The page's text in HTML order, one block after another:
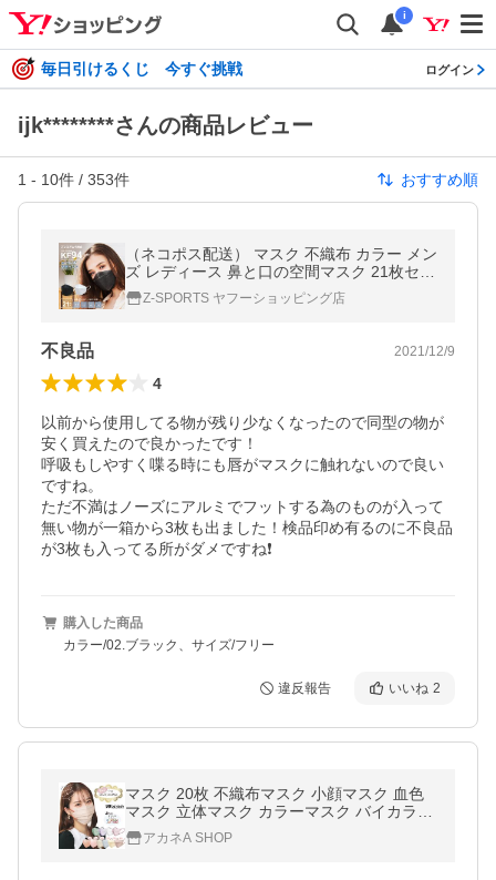
i
毎日引けるくじ 今すぐ挑戦 ログイン
ijk********さんの商品レビュー
1 - 10件 / 353件 おすすめ順
（ネコポス配送） マスク 不織布 カラー メン
ズ レディース 鼻と口の空間マスク 21枚セッ
ト ホワイト 白 ブラック 黒 4層構造
Z-SPORTS ヤフーショッピング店
不良品 2021/12/9
4
以前から使用してる物が残り少なくなったので同型の物が
安く買えたので良かったです！
呼吸もしやすく喋る時にも唇がマスクに触れないので良い
ですね。
ただ不満はノーズにアルミでフットする為のものが入って
無い物が一箱から3枚も出ました！検品印め有るのに不良品
が3枚も入ってる所がダメですね❗️
購入した商品
カラー/02.ブラック、サイズ/フリー
違反報告 いいね 2
マスク 20枚 不織布マスク 小顔マスク 血色
マスク 立体マスク カラーマスク バイカラー
マスク 平ゴム 3D 4D W波型 おしゃれ 蒸れ
ない 花粉症対策 ポイント利用
アカネA SHOP